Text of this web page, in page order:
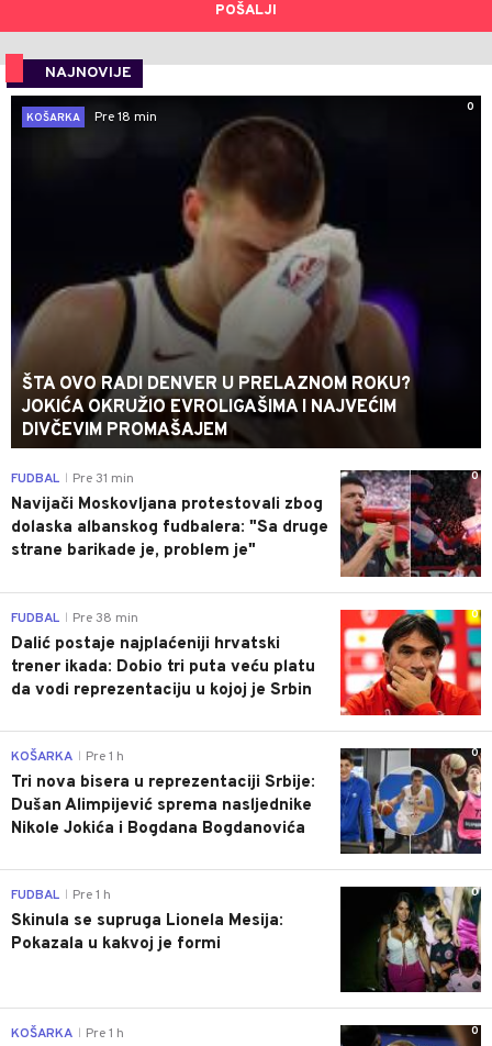
POŠALJI
NAJNOVIJE
0
KOŠARKA
Pre 18 min
ŠTA OVO RADI DENVER U PRELAZNOM ROKU?
JOKIĆA OKRUŽIO EVROLIGAŠIMA I NAJVEĆIM
DIVČEVIM PROMAŠAJEM
0
FUDBAL Pre 31 min
Navijači Moskovljana protestovali zbog
dolaska albanskog fudbalera: "Sa druge
strane barikade je, problem je"
0
FUDBAL Pre 38 min
Dalić postaje najplaćeniji hrvatski
trener ikada: Dobio tri puta veću platu
da vodi reprezentaciju u kojoj je Srbin
0
KOŠARKA Pre 1 h
Tri nova bisera u reprezentaciji Srbije:
Dušan Alimpijević sprema nasljednike
Nikole Jokića i Bogdana Bogdanovića
0
FUDBAL Pre 1 h
Skinula se supruga Lionela Mesija:
Pokazala u kakvoj je formi
0
KOŠARKA Pre 1 h